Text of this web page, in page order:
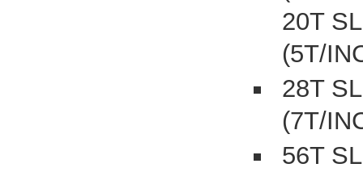
20T
(5T/
28T
(7T/
56T